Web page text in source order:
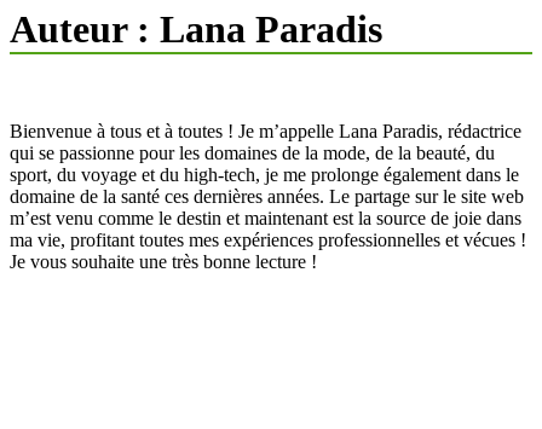
Auteur : Lana Paradis
Bienvenue à tous et à toutes ! Je m’appelle Lana Paradis, rédactrice
qui se passionne pour les domaines de la mode, de la beauté, du
sport, du voyage et du high-tech, je me prolonge également dans le
domaine de la santé ces dernières années. Le partage sur le site web
m’est venu comme le destin et maintenant est la source de joie dans
ma vie, profitant toutes mes expériences professionnelles et vécues !
Je vous souhaite une très bonne lecture !